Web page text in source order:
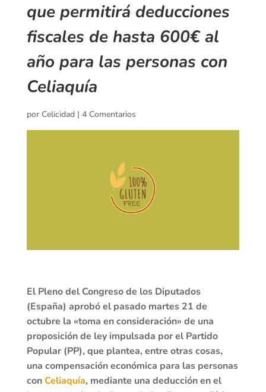
que permitirá deducciones
fiscales de hasta 600€ al
año para las personas con
Celiaquía
por Celicidad| 4 Comentarios
El Pleno del Congreso de los Diputados
(España) aprobó el pasado martes 21 de
octubre la «toma en consideración» de una
proposición de ley impulsada por el Partido
Popular (PP), que plantea, entre otras cosas,
una compensación económica para las personas
conCeliaquía, mediante una deducción en el